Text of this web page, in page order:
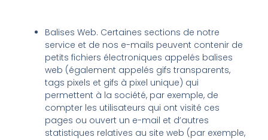
Balises Web. Certaines sections de notre
service et de nos e-mails peuvent contenir de
petits fichiers électroniques appelés balises
web (également appelés gifs transparents,
tags pixels et gifs à pixel unique) qui
permettent à la société, par exemple, de
compter les utilisateurs qui ont visité ces
pages ou ouvert un e-mail et d’autres
statistiques relatives au site web (par exemple,